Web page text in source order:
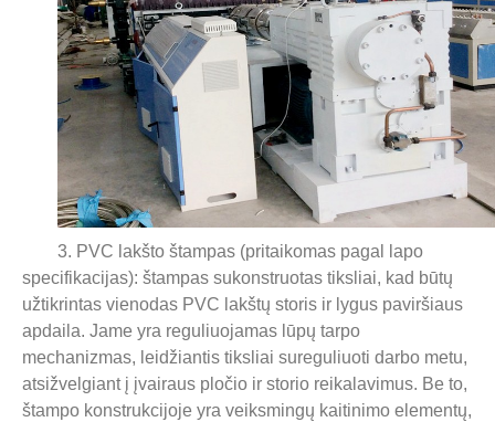
3. PVC lakšto štampas (pritaikomas pagal lapo
specifikacijas): štampas sukonstruotas tiksliai, kad būtų
užtikrintas vienodas PVC lakštų storis ir lygus paviršiaus
apdaila. Jame yra reguliuojamas lūpų tarpo
mechanizmas, leidžiantis tiksliai sureguliuoti darbo metu,
atsižvelgiant į įvairaus pločio ir storio reikalavimus. Be to,
štampo konstrukcijoje yra veiksmingų kaitinimo elementų,